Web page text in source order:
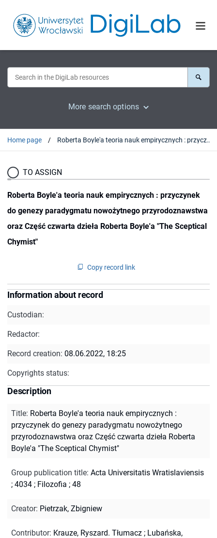
More search options
Home page Roberta Boyle'a teoria nauk empirycznych : przyczynek do genezy paradygmatu nowożytnego przyrodoznawstwa oraz Część czwarta dzieła Roberta Boyle'a "The Sceptical Chymist"
TO ASSIGN
Roberta Boyle'a teoria nauk empirycznych : przyczynek
do genezy paradygmatu nowożytnego przyrodoznawstwa
oraz Część czwarta dzieła Roberta Boyle'a "The Sceptical
Chymist"
Copy record link
Information about record
Custodian:
Redactor:
Record creation: 08.06.2022, 18:25
Copyrights status:
Description
Title: Roberta Boyle'a teoria nauk empirycznych :
przyczynek do genezy paradygmatu nowożytnego
przyrodoznawstwa oraz Część czwarta dzieła Roberta
Boyle'a "The Sceptical Chymist"
Group publication title: Acta Universitatis Wratislaviensis
; 4034 ; Filozofia ; 48
Creator: Pietrzak, Zbigniew
Contributor: Krauze, Ryszard. Tłumacz ; Lubańska,